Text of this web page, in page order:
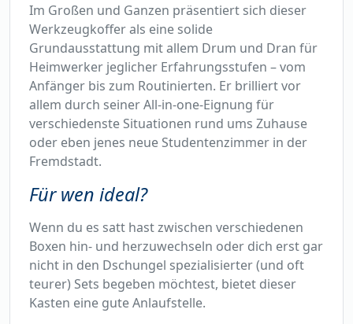
Im Großen und Ganzen präsentiert sich dieser
Werkzeugkoffer als eine solide
Grundausstattung mit allem Drum und Dran für
Heimwerker jeglicher Erfahrungsstufen – vom
Anfänger bis zum Routinierten. Er brilliert vor
allem durch seiner All-in-one-Eignung für
verschiedenste Situationen rund ums Zuhause
oder eben jenes neue Studentenzimmer in der
Fremdstadt.
Für wen ideal?
Wenn du es satt hast zwischen verschiedenen
Boxen hin- und herzuwechseln oder dich erst gar
nicht in den Dschungel spezialisierter (und oft
teurer) Sets begeben möchtest, bietet dieser
Kasten eine gute Anlaufstelle.